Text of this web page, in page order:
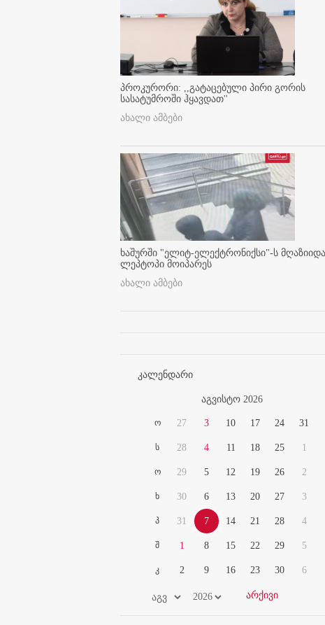
პროკურორი: ,,გატაცებული პირი გორის
სასატუმროში ჰყავდათ''
ახალი ამბები
ხაშურში "ელიტ-ელექტრონიქსი"-ს
ლეპტოპი მოიპარეს
ახალი ამბები
კალენდარი
აგვისტო 2026
ო
ს
ო
ხ
პ
შ
კ
27
28
29
30
31
1
2
3
4
5
6
7
8
9
10
11
12
13
14
15
16
17
18
19
20
21
22
23
24
25
26
27
28
29
30
31
1
2
3
4
5
6